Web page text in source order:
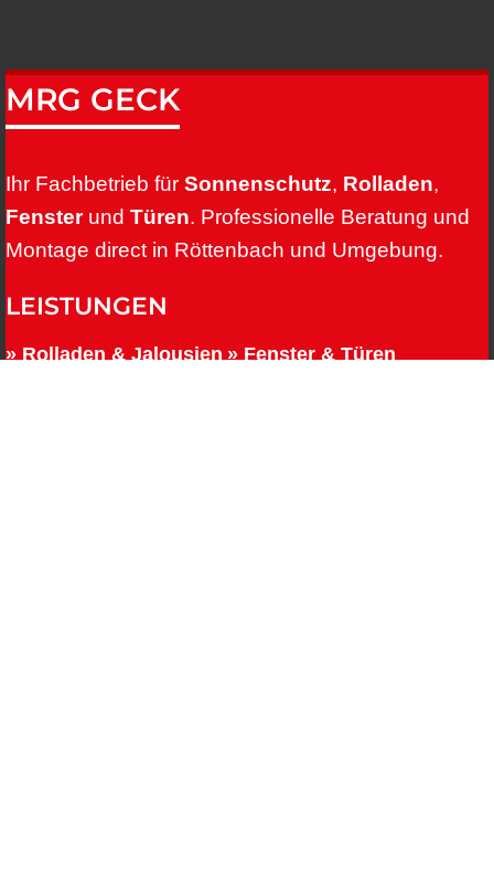
MRG GECK
Ihr Fachbetrieb für Sonnenschutz, Rolladen,
Fensterund Türen. Professionelle Beratung und
Montage direct in Röttenbach und Umgebung.
LEISTUNGEN
» Rolladen & Jalousien » Fenster & Türen